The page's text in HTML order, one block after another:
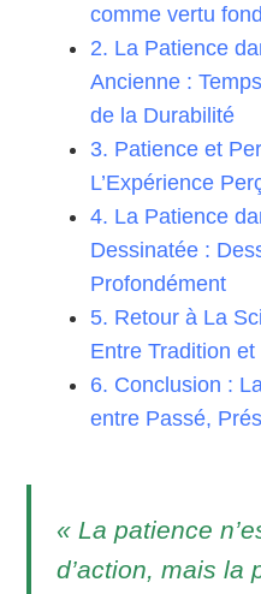
comme vertu
2. La Patience
Ancienne :
de la Durabilité
3. Patience et
L’Expérience
4. La Patience
Dessinatée :
Profondément
5. Retour à La
Entre Tradition
6. Conclusion :
entre Passé,
« La patience
d’action, mais la